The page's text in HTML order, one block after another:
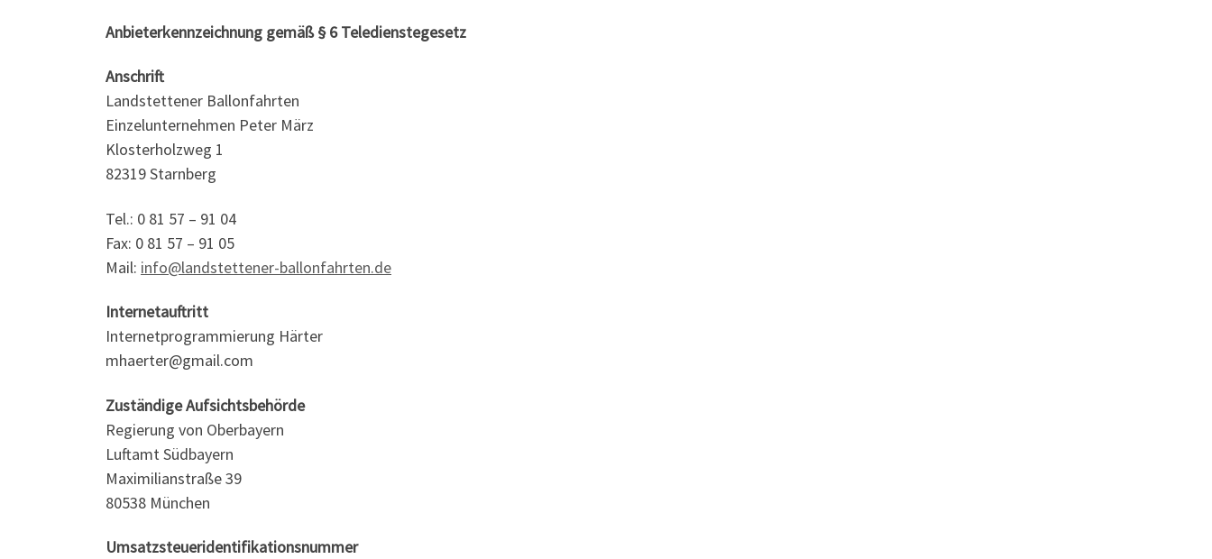
Anbieterkennzeichnung gemäß § 6 Teledienstegesetz
Anschrift
Landstettener Ballonfahrten
Einzelunternehmen Peter März
Klosterholzweg 1
82319 Starnberg
Tel.: 0 81 57 – 91 04
Fax: 0 81 57 – 91 05
Mail: info@landstettener-ballonfahrten.de
Internetauftritt
Internetprogrammierung Härter
mhaerter@gmail.com
Zuständige Aufsichtsbehörde
Regierung von Oberbayern
Luftamt Südbayern
Maximilianstraße 39
80538 München
Umsatzsteueridentifikationsnummer